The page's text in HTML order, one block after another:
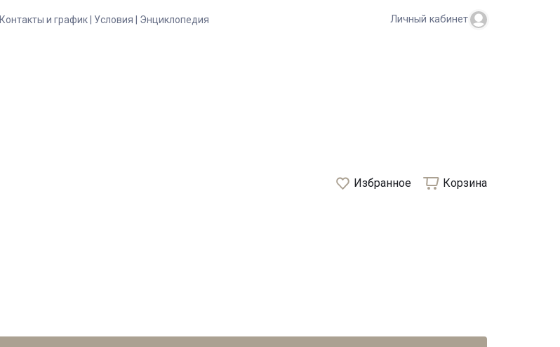
Контакты и график | Условия | Энциклопедия Личный кабинет
Избранное Корзина